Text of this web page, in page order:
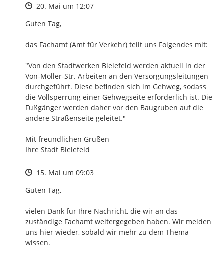
Zeitpunkt des Erstellens
20. Mai um 12:07
Guten Tag,
das Fachamt (Amt für Verkehr) teilt uns Folgendes mit:
"Von den Stadtwerken Bielefeld werden aktuell in der
Von-Möller-Str. Arbeiten an den Versorgungsleitungen
durchgeführt. Diese befinden sich im Gehweg, sodass
die Vollsperrung einer Gehwegseite erforderlich ist. Die
Fußgänger werden daher vor den Baugruben auf die
andere Straßenseite geleitet."
Mit freundlichen Grüßen
Ihre Stadt Bielefeld
Zeitpunkt des Erstellens
15. Mai um 09:03
Guten Tag,
vielen Dank für Ihre Nachricht, die wir an das
zuständige Fachamt weitergegeben haben. Wir melden
uns hier wieder, sobald wir mehr zu dem Thema
wissen.